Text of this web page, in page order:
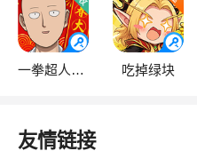
一拳超人·最强之男 吃掉绿块
友情链接